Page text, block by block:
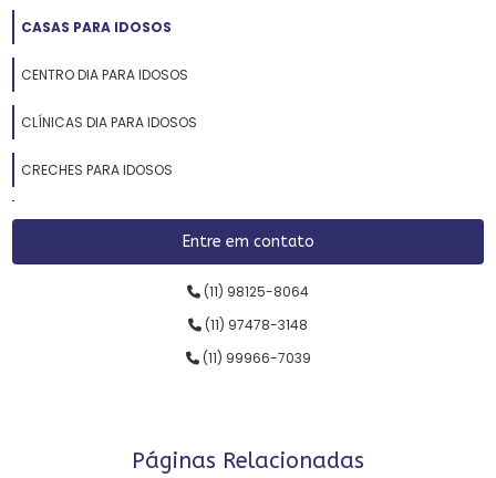
CASAS PARA IDOSOS
CENTRO DIA PARA IDOSOS
CLÍNICAS DIA PARA IDOSOS
CRECHES PARA IDOSOS
CUIDADOS PARA IDOSOS
ESPAÇOS PARA IDOSOS
LAZER PARA IDOSO
Entre em contato
(11) 98125-8064
(11) 97478-3148
(11) 99966-7039
Páginas Relacionadas